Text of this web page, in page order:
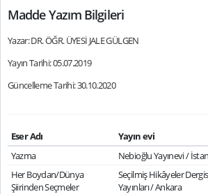
Madde Yazım Bilgileri
Yazar: DR. ÖĞR. ÜYESİ JALE GÜLGEN
Yayın Tarihi: 05.07.2019
Güncelleme Tarihi: 30.10.2020
Eser Adı Yayın evi
Yazma
Nebioğlu Yayınevi /
Her Boydan/Dünya
Şiirinden Seçmeler
Seçilmiş Hikâyeler
Yayınları / Ankara